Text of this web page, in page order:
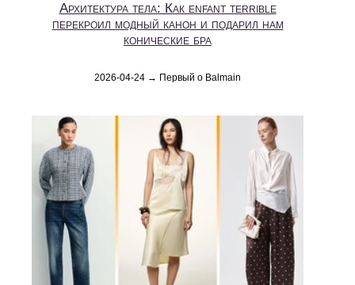
Архитектура тела: Как enfant terrible
перекроил модный канон и подарил нам
конические бра
2026-04-24 → Первый о Balmain